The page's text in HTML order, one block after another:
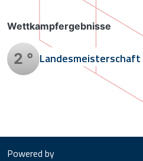
Wettkampfergebnisse
2 ° Landesmeisterschaft
Powered by